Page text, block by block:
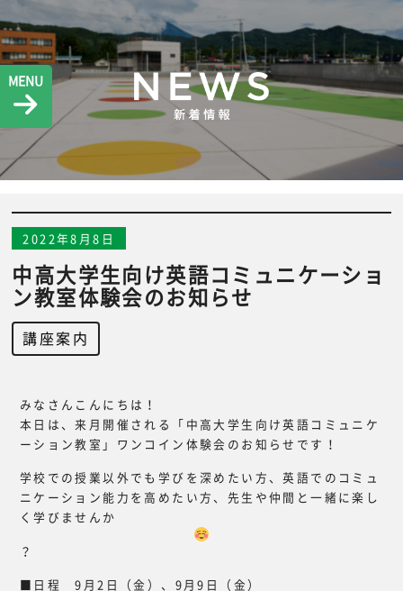
MENU
2022年8月8日
中高大学生向け英語コミュニケーショ
ン教室体験会のお知らせ
講座案内
みなさんこんにちは！
本日は、来月開催される「中高大学生向け英語コミュニケ
ーション教室」ワンコイン体験会のお知らせです！
学校での授業以外でも学びを深めたい方、英語でのコミュ
ニケーション能力を高めたい方、先生や仲間と一緒に楽し
く学びませんか
？
■日程 9月2日（金）、9月9日（金）